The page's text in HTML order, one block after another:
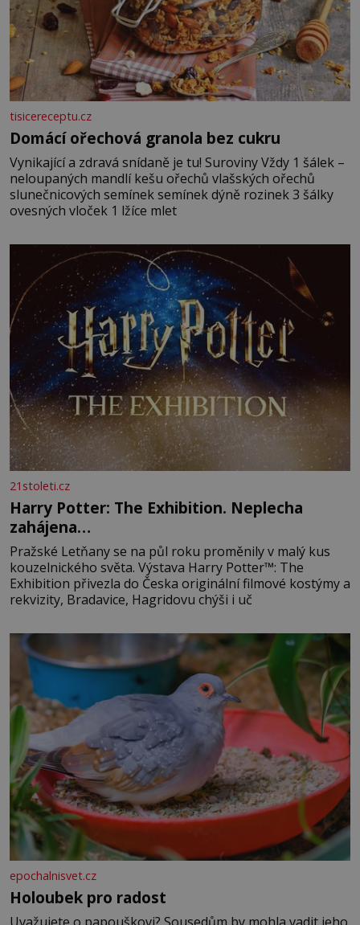
tisicereceptu.cz
Domácí ořechová granola bez cukru
Vynikající a zdravá snídaně je tu! Suroviny Vždy 1 šálek –
neloupaných mandlí kešu ořechů vlašských ořechů
slunečnicových semínek semínek dýně rozinek 3 šálky
ovesných vloček 1 lžíce mlet
21stoleti.cz
Harry Potter: The Exhibition. Neplecha
zahájena…
Pražské Letňany se na půl roku proměnily v malý kus
kouzelnického světa. Výstava Harry Potter™: The
Exhibition přivezla do Česka originální filmové kostýmy a
rekvizity, Bradavice, Hagridovu chýši i uč
epochalnisvet.cz
Holoubek pro radost